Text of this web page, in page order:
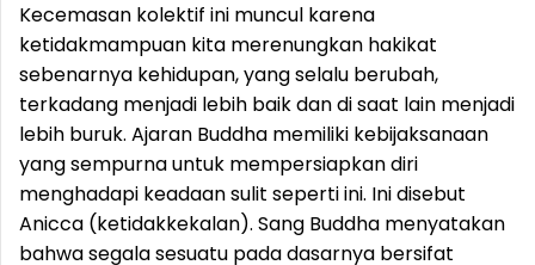
Kecemasan kolektif ini muncul karena
ketidakmampuan kita merenungkan hakikat
sebenarnya kehidupan, yang selalu berubah,
terkadang menjadi lebih baik dan di saat lain menjadi
lebih buruk. Ajaran Buddha memiliki kebijaksanaan
yang sempurna untuk mempersiapkan diri
menghadapi keadaan sulit seperti ini. Ini disebut
Anicca (ketidakkekalan). Sang Buddha menyatakan
bahwa segala sesuatu pada dasarnya bersifat